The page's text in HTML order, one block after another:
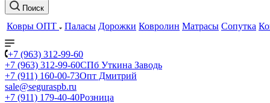
Поиск
Ковры ОПТ Паласы Дорожки Ковролин Матрасы Сопутка
+7 (963) 312-99-60
+7 (963) 312-99-60СПб Уткина Заводь
+7 (911) 160-00-73Опт Дмитрий
sale@seguraspb.ru
+7 (911) 179-40-40Розница